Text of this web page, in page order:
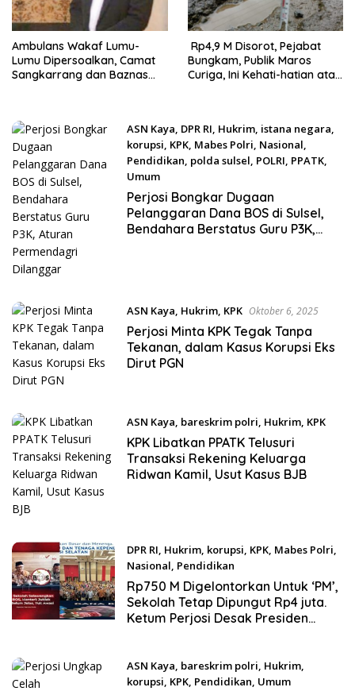
Ambulans Wakaf Lumu-
Lumu Dipersoalkan, Camat
Sangkarrang dan Baznas
Rp4,9 M Disorot, Pejabat
Bungkam, Publik Maros
Curiga, Ini Kehati-hatian atau
ASN Kaya, DPR RI, Hukrim, istana negara,
korupsi, KPK, Mabes Polri, Nasional,
Pendidikan, polda sulsel, POLRI, PPATK,
Umum
November 24, 2025
Perjosi Bongkar Dugaan
Pelanggaran Dana BOS di Sulsel,
Bendahara Berstatus Guru P3K,
ASN Kaya, Hukrim, KPK Oktober 6, 2025
Perjosi Minta KPK Tegak Tanpa
Tekanan, dalam Kasus Korupsi Eks
Dirut PGN
ASN Kaya, bareskrim polri, Hukrim, KPK
Oktober 3, 2025
KPK Libatkan PPATK Telusuri
Transaksi Rekening Keluarga
Ridwan Kamil, Usut Kasus BJB
DPR RI, Hukrim, korupsi, KPK, Mabes Polri,
Nasional, Pendidikan
Agustus 29, 2025
Rp750 M Digelontorkan Untuk ‘PM’,
Sekolah Tetap Dipungut Rp4 juta.
Ketum Perjosi Desak Presiden
ASN Kaya, bareskrim polri, Hukrim,
korupsi, KPK, Pendidikan, Umum